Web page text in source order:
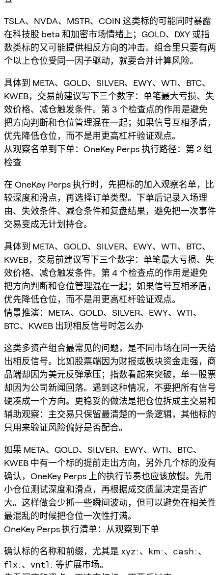
TSLA、NVDA、MSTR、COIN 这类标的可能同时暴露
在科技股 beta 和加密市场情绪上；GOLD、DXY 或指
数类标的又可能提供相反方向的冲击。组合里只要有两
个以上仓位受同一因子驱动，就要合并计算风险。
具体到 META、GOLD、SILVER、EWY、WTI、BTC、
KWEB，交易前建议写下三个数字：单笔最大亏损、失
效价格、减仓触发条件。第 3 个检查点的作用是避免
把方向判断和仓位管理混在一起；如果信号互相矛盾，
优先降低仓位，而不是用更高杠杆验证观点。
从观察名单到下单：OneKey Perps 执行路径：第 2 组
检查
在 OneKey Perps 执行时，先把标的加入观察名单，比
较深度和滑点，再选择订单类型。下单后记录入场理
由、失效条件、减仓条件和复盘结果，避免把一次事件
交易变成无计划持仓。
具体到 META、GOLD、SILVER、EWY、WTI、BTC、
KWEB，交易前建议写下三个数字：单笔最大亏损、失
效价格、减仓触发条件。第 4 个检查点的作用是避免
把方向判断和仓位管理混在一起；如果信号互相矛盾，
优先降低仓位，而不是用更高杠杆验证观点。
情景推演：META、GOLD、SILVER、EWY、WTI、
BTC、KWEB 出现相反信号时怎么办
这类多资产组合最常见的问题，是不同市场在同一天给
出相反信号。比如股票端因为财报或板块资金走强，商
品端却因为美元反弹承压；指数看起来突破，单一股票
却因为公司新闻回落。遇到这种情况，不要把所有信号
硬凑成一个方向。更稳妥的做法是把仓位拆成主交易和
辅助观察：主交易只保留最清楚的一条逻辑，其他标的
只用来验证风险偏好是否配合。
如果 META、GOLD、SILVER、EWY、WTI、BTC、
KWEB 中有一个标的提前走出方向，另外几个标的没有
确认，OneKey Perps 上的执行节奏也应该放慢。先用
小仓位测试深度和滑点，再根据成交质量决定是否扩
大。这样做会少抓一些瞬间波动，但可以避免在相关性
最混乱的时候把仓位一次性打满。
OneKey Perps 执行清单：从观察到下单
确认标的名称和前缀，尤其是 xyz:、 km:、 cash:、
flx:、 vntl: 等扩展市场。